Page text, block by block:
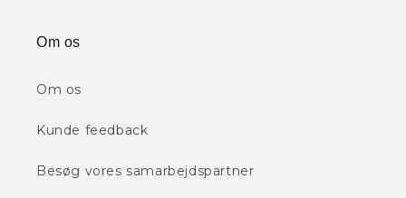
Om os
Om os
Kunde feedback
Besøg vores samarbejdspartner